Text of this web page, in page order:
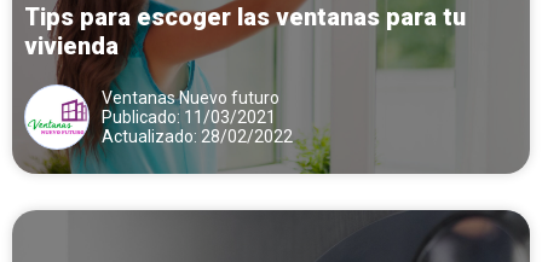
Tips para escoger las ventanas para tu
vivienda
Ventanas Nuevo futuro
Publicado: 11/03/2021
Actualizado: 28/02/2022